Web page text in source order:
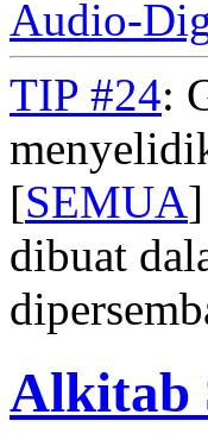
Audio-
TIP #24:
[SEMUA]
dibuat
Alkitab